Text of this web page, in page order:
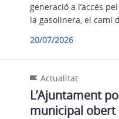
generació a l’accés
la gasolinera, el camí
20/07/2026
Actualitat
L’Ajuntament
municipal